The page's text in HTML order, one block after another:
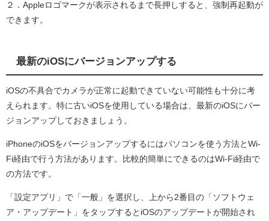
２．Appleロゴマークが表示されるまで長押しすると、強制再起動が
できます。
最新のiOSにバージョンアップする
iOSの不具合でカメラが正常に起動できていない可能性も十分に考
えられます。特に古いiOSを使用している場合は、最新のiOSにバー
ジョンアップしておきましょう。
iPhoneのiOSをバージョンアップするにはパソコンを使う方法とWi-
Fi経由で行う方法があります。比較的簡単にできるのはWi-Fi経由で
の方法です。
「設定アプリ」で「一般」を選択し、上から2番目の「ソフトウェ
ア・アップデート」をタップするとiOSのアップデートが開始され